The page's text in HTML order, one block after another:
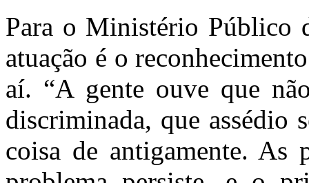
Para o Ministério Público
atuação é o
aí. “A gente ouve que
discriminada, que assédio
coisa de antigamente. As